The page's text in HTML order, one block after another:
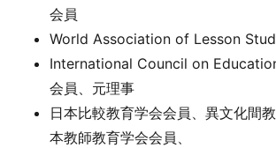
会員​
World Association of Lesson
International Council on
会員、元理事​
日本比較教育学会会員、異文化間
本教師教育学会会員、